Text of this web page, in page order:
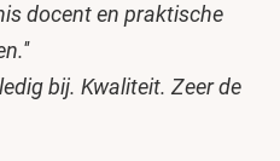
docent en praktische
bij. Kwaliteit. Zeer de